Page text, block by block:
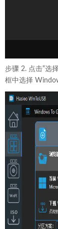
步骤 2. 点击“选
框中选择